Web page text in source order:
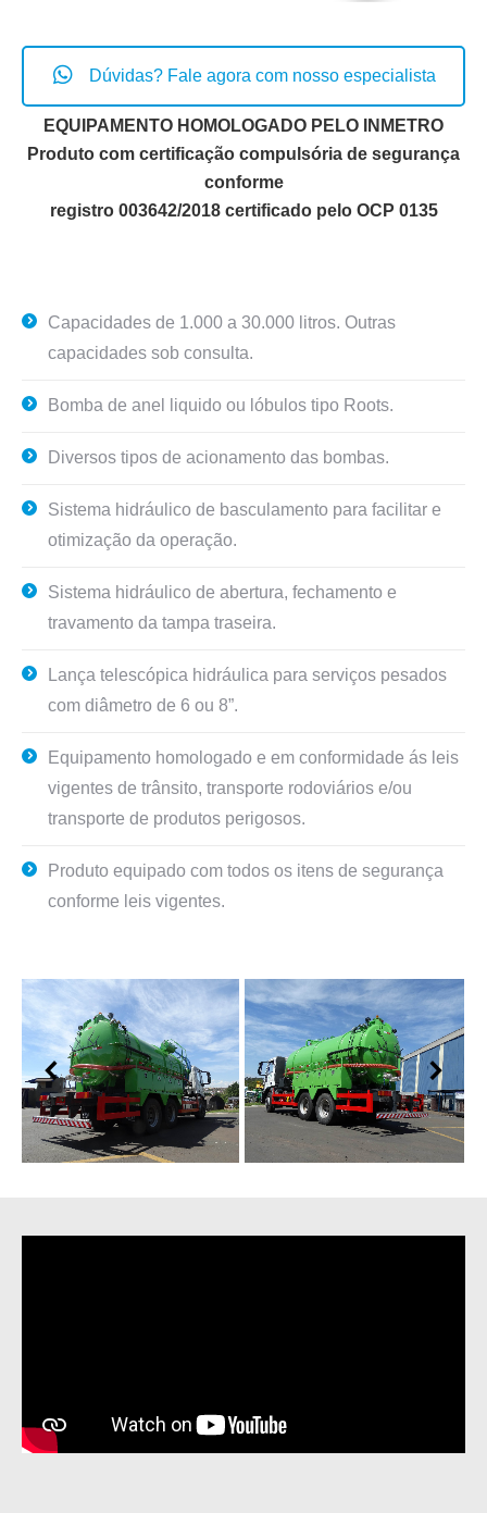
Dúvidas? Fale agora com nosso especialista
EQUIPAMENTO HOMOLOGADO PELO INMETRO
Produto com certificação compulsória de segurança
conforme
registro 003642/2018 certificado pelo OCP 0135
Capacidades de 1.000 a 30.000 litros. Outras
capacidades sob consulta.
Bomba de anel liquido ou lóbulos tipo Roots.
Diversos tipos de acionamento das bombas.
Sistema hidráulico de basculamento para facilitar e
otimização da operação.
Sistema hidráulico de abertura, fechamento e
travamento da tampa traseira.
Lança telescópica hidráulica para serviços pesados
com diâmetro de 6 ou 8”.
Equipamento homologado e em conformidade ás leis
vigentes de trânsito, transporte rodoviários e/ou
transporte de produtos perigosos.
Produto equipado com todos os itens de segurança
conforme leis vigentes.